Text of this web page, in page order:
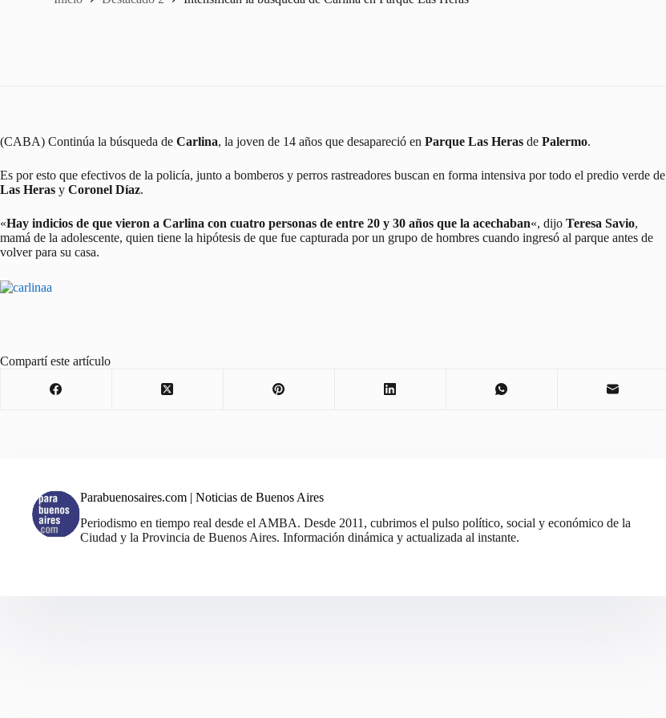
(CABA) Continúa la búsqueda de Carlina, la joven de 14 años que desapareció en Parque Las Heras de Palermo.
Es por esto que efectivos de la policía, junto a bomberos y perros rastreadores buscan en forma intensiva por todo el predio verde de
Las Heras y Coronel Díaz.
«Hay indicios de que vieron a Carlina con cuatro personas de entre 20 y 30 años que la acechaban«, dijo Teresa Savio,
mamá de la adolescente, quien tiene la hipótesis de que fue capturada por un grupo de hombres cuando ingresó al parque antes de
volver para su casa.
Compartí este artículo
Parabuenosaires.com | Noticias de Buenos Aires
Periodismo en tiempo real desde el AMBA. Desde 2011, cubrimos el pulso político, social y económico de la
Ciudad y la Provincia de Buenos Aires. Información dinámica y actualizada al instante.